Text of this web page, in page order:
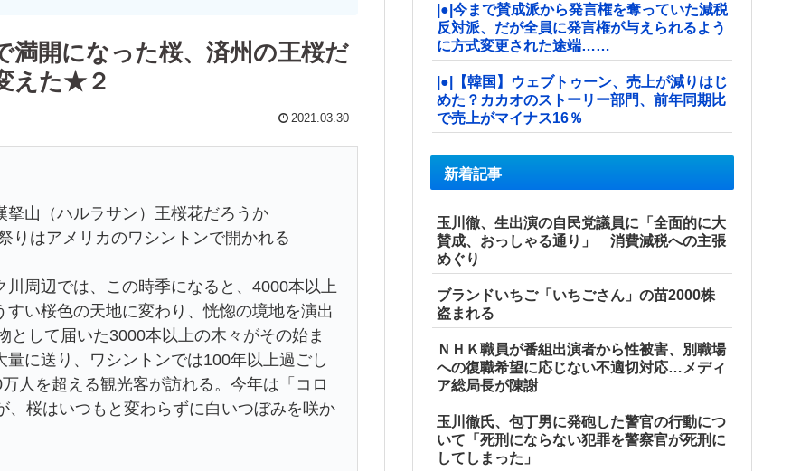
満開になった桜、済州の王桜だ
えた★２
2021.03.30
山（ハルラサン）王桜花だろうか
りはアメリカのワシントンで開かれる
周辺では、この時季になると、4000本以上
い桜色の天地に変わり、恍惚の境地を演出
して届いた3000本以上の木々がその始ま
に送り、ワシントンでは100年以上過ごし
人を超える観光客が訪れる。今年は「コロ
桜はいつもと変わらずに白いつぼみを咲か
|●|今まで賛成派から発言権を奪っていた減税
反対派、だが全員に発言権が与えられるよう
に方式変更された途端……
|●|【韓国】ウェブトゥーン、売上が減りはじ
めた？カカオのストーリー部門、前年同期比
で売上がマイナス16％
新着記事
玉川徹、生出演の自民党議員に「全面的に大
賛成、おっしゃる通り」 消費減税への主張
めぐり
ブランドいちご「いちごさん」の苗2000株
盗まれる
ＮＨＫ職員が番組出演者から性被害、別職場
への復職希望に応じない不適切対応…メディ
ア総局長が陳謝
玉川徹氏、包丁男に発砲した警官の行動につ
いて「死刑にならない犯罪を警察官が死刑に
してしまった」